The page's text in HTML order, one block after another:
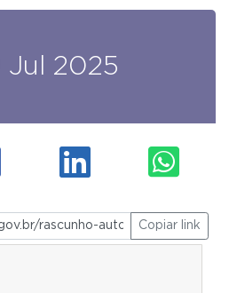
Jul 2025
Copiar link